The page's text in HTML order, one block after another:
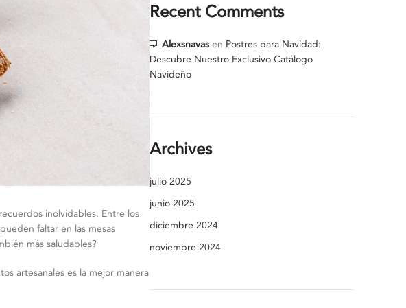
inolvidables. Entre los
faltar en las mesas
más saludables?
artesanales es la mejor manera
Recent Comments
Alexsnavas en Postres para Navidad:
Descubre Nuestro Exclusivo Catálogo
Navideño
Archives
julio 2025
junio 2025
diciembre 2024
noviembre 2024